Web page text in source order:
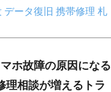
データ復旧 携帯修理 札
ホ故障の原因になる
理相談が増えるトラ